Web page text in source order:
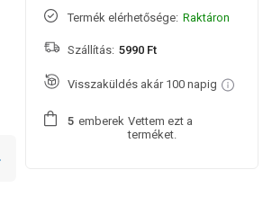
Termék elérhetősége: Raktáron
Szállítás: 5990 Ft
Visszaküldés akár 100 napig
5 emberek Vettem ezt a
terméket.